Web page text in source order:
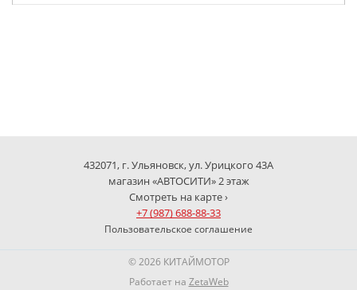
432071, г. Ульяновск, ул. Урицкого 43А
магазин «АВТОСИТИ» 2 этаж
Смотреть на карте ›
+7 (987) 688-88-33
Пользовательское соглашение
© 2026 КИТАЙМОТОР
Работает на ZetaWeb